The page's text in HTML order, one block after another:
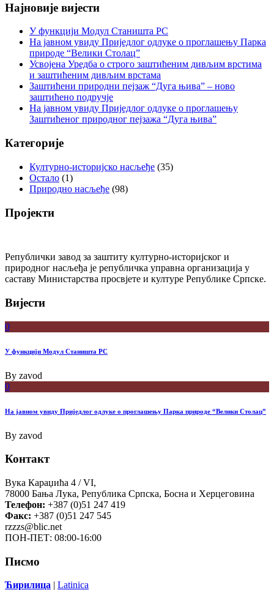
Најновије вијести
У функцији Модул Станишта РС
На јавном увиду Приједлог oдлуке о проглашењу Парка
природе “Велики Столац”
Усвојена Уредба о строго заштићеним дивљим врстима
и заштићеним дивљим врстама
Заштићени природни пејзаж “Дуга њива” – ново
заштићено подручје
На јавном увиду Приједлог oдлуке о проглашењу
Заштићеног природног пејзажа “Дуга њива”
Категорије
Културно-историјско насљеђе (35)
Остало (1)
Природно насљеђе (98)
Пројекти
Републички завод за заштиту културно-историјског и
природног насљеђа је републичка управна организација у
саставу Министарства просвјете и културе Републике Српске.
Вијести
0
У функцији Модул Станишта РС
By zavod
0
На јавном увиду Приједлог oдлуке о проглашењу Парка природе “Велики Столац”
By zavod
Контакт
Вука Караџића 4 / VI,
78000 Бања Лука, Република Српска, Босна и Херцеговина
Телефон: +387 (0)51 247 419
Факс: +387 (0)51 247 545
rzzzs@blic.net
ПОН-ПЕТ: 08:00-16:00
Писмо
Ћирилица | Latinica